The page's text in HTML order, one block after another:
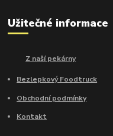
Užitečné informace
Z naší pekárny
Bezlepkový Foodtruck
Obchodní podmínky
Kontakt